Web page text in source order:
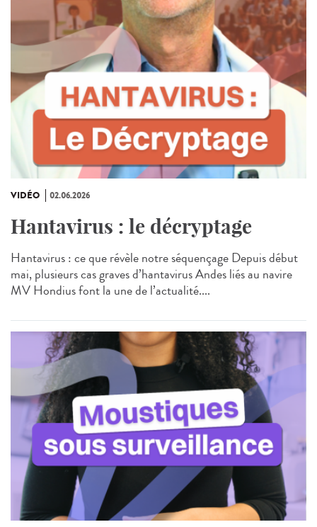
VIDÉO 02.06.2026
Hantavirus : le décryptage
Hantavirus : ce que révèle notre séquençage Depuis début
mai, plusieurs cas graves d’hantavirus Andes liés au navire
MV Hondius font la une de l’actualité....